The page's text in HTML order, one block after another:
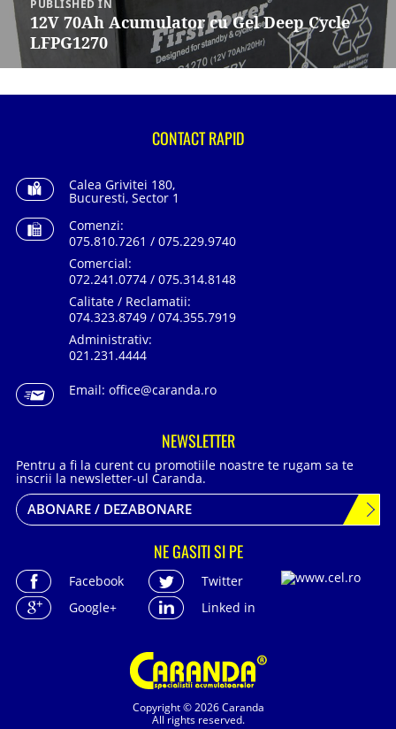
articole
PUBLISHED IN
12V 70Ah Acumulator cu Gel Deep Cycle
LFPG1270
Copyright © 2026 Caranda
All rights reserved.
CONTACT RAPID
Calea Grivitei 180,
Bucuresti, Sector 1
Comenzi:
075.810.7261 / 075.229.9740
Comercial:
072.241.0774 / 075.314.8148
Calitate / Reclamatii:
074.323.8749 / 074.355.7919
Administrativ:
021.231.4444
Email: office@caranda.ro
NEWSLETTER
Pentru a fi la curent cu promotiile noastre te rugam sa te
inscrii la newsletter-ul Caranda.
ABONARE / DEZABONARE
NE GASITI SI PE
Facebook
Twitter
Google+
Linked in